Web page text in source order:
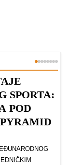
SPORTA:
POD